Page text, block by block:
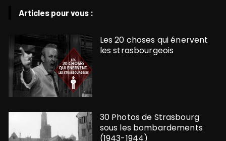
Articles pour vous :
Les 20 choses qui énervent
les strasbourgeois
30 Photos de Strasbourg
sous les bombardements
(1943-1944)